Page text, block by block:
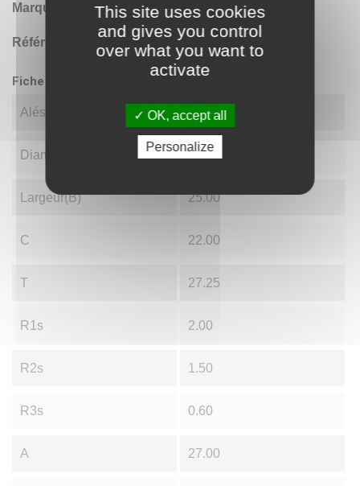
Marque CHINE
Référence
Fiche technique
Alésage(d) 75.00
Diamètre(D) 130.00
Largeur(B) 25.00
C 22.00
T 27.25
R1s 2.00
R2s 1.50
R3s 0.60
A 27.00
This site uses cookies
and gives you control
over what you want to
activate
OK, accept all
Personalize